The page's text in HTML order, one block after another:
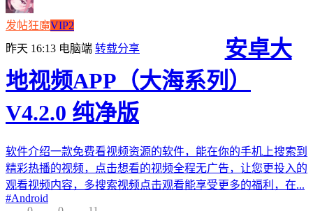
发帖狂魔VIP2
昨天 16:13 电脑端 转载分享
安卓大
地视频APP（大海系列）
V4.2.0 纯净版
软件介绍一款免费看视频资源的软件，能在你的手机上搜索到
精彩热播的视频，点击想看的视频全程无广告，让您更投入的
观看视频内容，多搜索视频点击观看能享受更多的福利，在...
#Android